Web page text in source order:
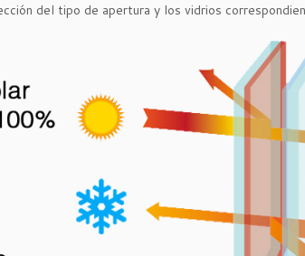
del tipo de apertura y los vidrios